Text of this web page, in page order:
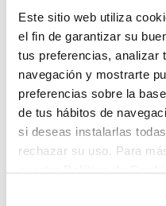
Este sitio web utiliza
el fin de garantizar su
tus preferencias, analizar
navegación y mostrarte
preferencias sobre la
de tus hábitos de
si deseas instalarlas
rechazar su uso. Para
nuestraPolítica de
xocolata
Sin gluten
0,99 €
Añadir